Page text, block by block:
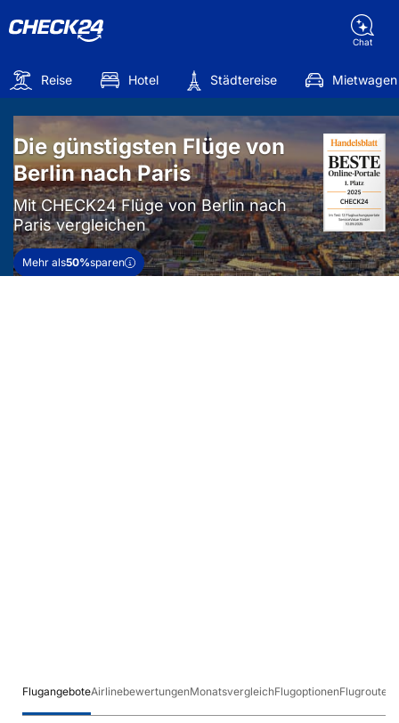
Chat
Reise Hotel Städtereise Mietwagen
Die günstigsten Flüge von
Berlin nach Paris
Mit CHECK24 Flüge von Berlin nach
Paris vergleichen
Mehr als50%sparen
FlugangeboteAirlinebewertungenMonatsvergleichFlugoptionenFlugrouten